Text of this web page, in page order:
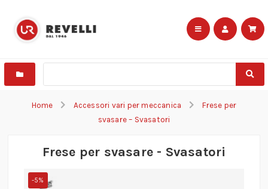
Home Accessori vari per meccanica
Frese per
svasare – Svasatori
Frese per svasare - Svasatori
-5%